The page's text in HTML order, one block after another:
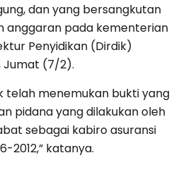
dan yang bersangkutan
anggaran pada kementerian
Penyidikan (Dirdik)
Jumat (7/2).
telah menemukan bukti yang
pidana yang dilakukan oleh
sebagai kabiro asuransi
2012,” katanya.